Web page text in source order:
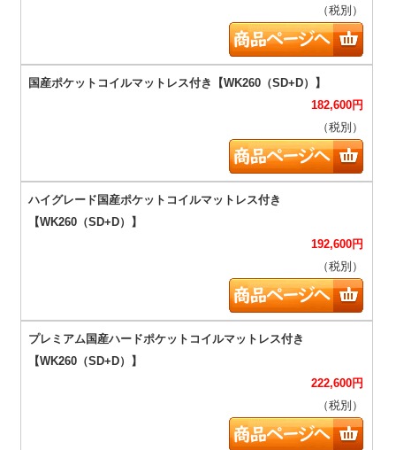
（税別）
182,600円
（税別）
192,600円
（税別）
222,600円
（税別）